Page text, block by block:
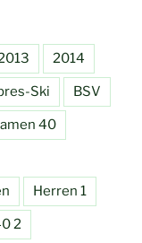
2014
Ski BSV
40
Herren 1
2